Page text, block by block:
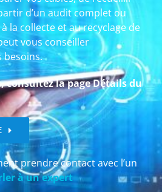
d’un audit complet ou
la collecte et au recyclage de
vous conseiller
besoins.
consultez la page Détails du
prendre contact avec l’un
à un expert